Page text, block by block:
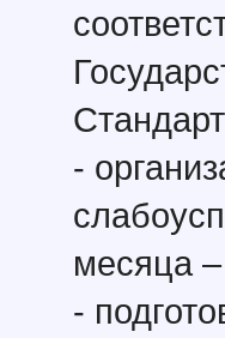
-
месяца
-